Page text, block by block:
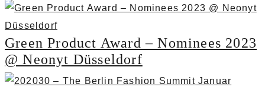
Green Product Award – Nominees 2023
@ Neonyt Düsseldorf